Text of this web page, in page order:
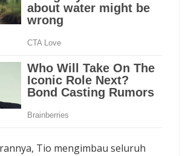
Tio mengimbau seluruh